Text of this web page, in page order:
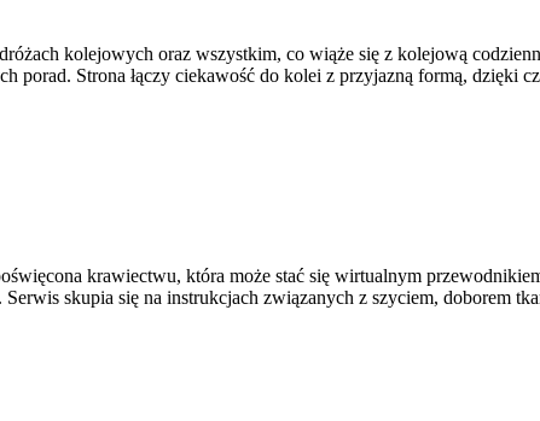
kolejowych oraz wszystkim, co wiąże się z kolejową
porad. Strona łączy ciekawość do kolei z przyjazną formą, dzięki
krawiectwu, która może stać się wirtualnym
skupia się na instrukcjach związanych z szyciem, doborem